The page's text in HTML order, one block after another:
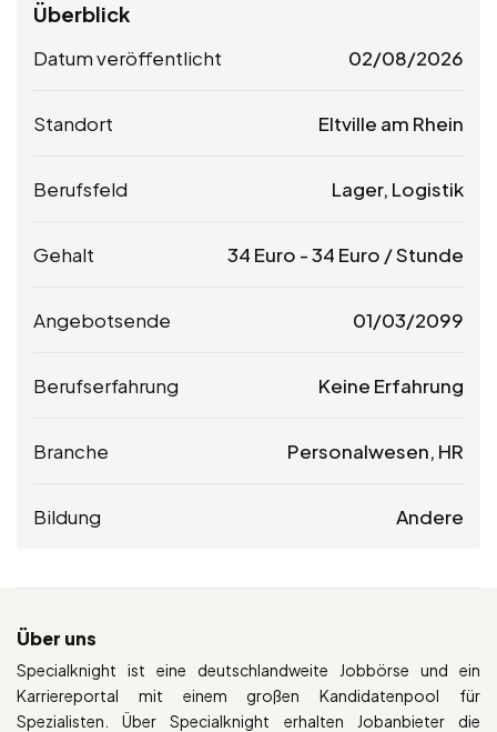
Überblick
Datum veröffentlicht 02/08/2026
Standort Eltville am Rhein
Berufsfeld Lager, Logistik
Gehalt 34 Euro -34 Euro / Stunde
Angebotsende 01/03/2099
Berufserfahrung Keine Erfahrung
Branche Personalwesen, HR
Bildung Andere
Über uns
Specialknight ist eine deutschlandweite Jobbörse und ein
Karriereportal mit einem großen Kandidatenpool für
Spezialisten. Über Specialknight erhalten Jobanbieter die